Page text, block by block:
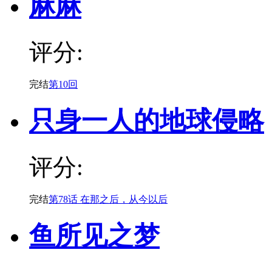
麻麻
评分:
完结第10回
只身一人的地球侵略
评分:
完结第78话 在那之后，从今以后
鱼所见之梦